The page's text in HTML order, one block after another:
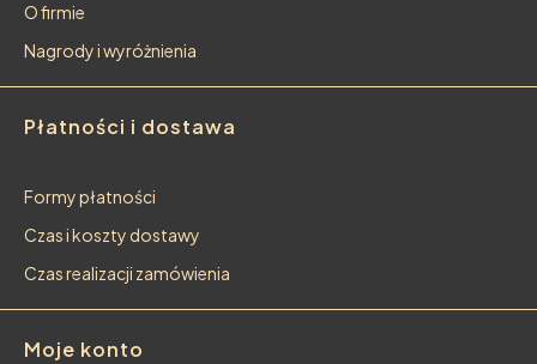
O firmie
Nagrody i wyróżnienia
Płatności i dostawa
Formy płatności
Czas i koszty dostawy
Czas realizacji zamówienia
Moje konto